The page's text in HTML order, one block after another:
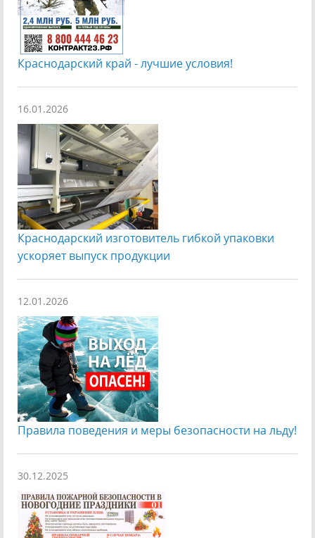
Краснодарский край - лучшие условия!
16.01.2026
Краснодарский изготовитель гибкой упаковки
ускоряет выпуск продукции
12.01.2026
Правила поведения и меры безопасности на льду!
30.12.2025